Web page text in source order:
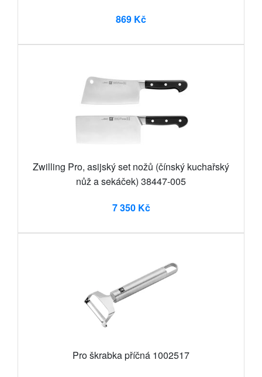
869 Kč
Zwilling Pro, asijský set nožů (čínský kuchařský
nůž a sekáček) 38447-005
7 350 Kč
Pro škrabka příčná 1002517